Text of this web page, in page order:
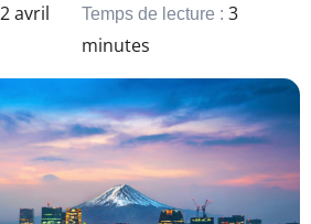
2 avril
Temps de lecture : 3
minutes